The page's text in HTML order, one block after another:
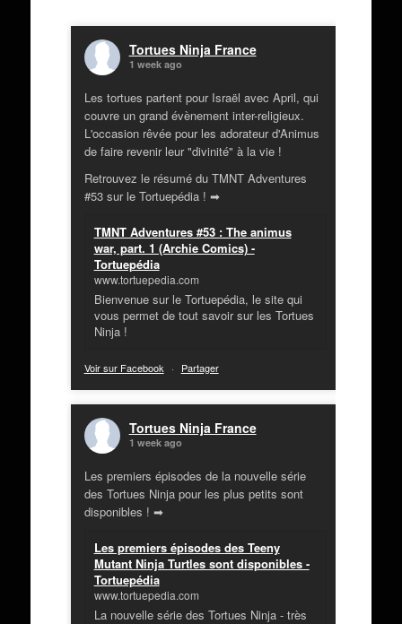
Tortues Ninja France
1 week ago
Les tortues partent pour Israël avec April, qui
couvre un grand évènement inter-religieux.
L'occasion rêvée pour les adorateur d'Animus
de faire revenir leur "divinité" à la vie !
Retrouvez le résumé du TMNT Adventures
#53 sur le Tortuepédia ! ➡
TMNT Adventures #53 : The animus
war, part. 1 (Archie Comics) -
Tortuepédia
www.tortuepedia.com
Bienvenue sur le Tortuepédia, le site qui
vous permet de tout savoir sur les Tortues
Ninja !
Voir sur Facebook · Partager
Tortues Ninja France
1 week ago
Les premiers épisodes de la nouvelle série
des Tortues Ninja pour les plus petits sont
disponibles ! ➡
Les premiers épisodes des Teeny
Mutant Ninja Turtles sont disponibles -
Tortuepédia
www.tortuepedia.com
La nouvelle série des Tortues Ninja - très